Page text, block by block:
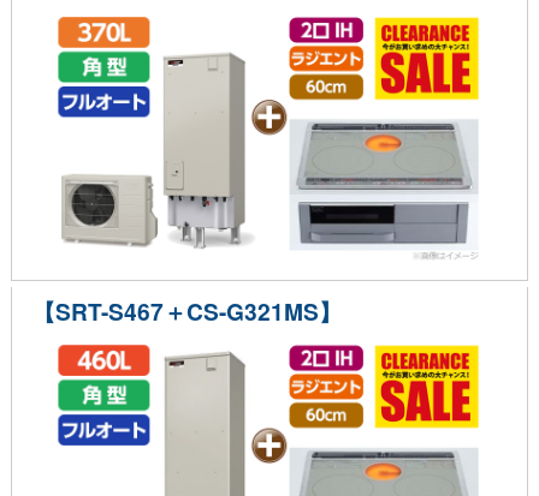
【SRT-S467＋CS-G321MS】